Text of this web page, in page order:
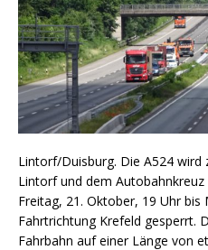
Lintorf/Duisburg. Die A524 wird
Lintorf und dem
Freitag, 21. Oktober, 19 Uhr
Fahrtrichtung Krefeld gesperrt.
Fahrbahn auf einer Länge von